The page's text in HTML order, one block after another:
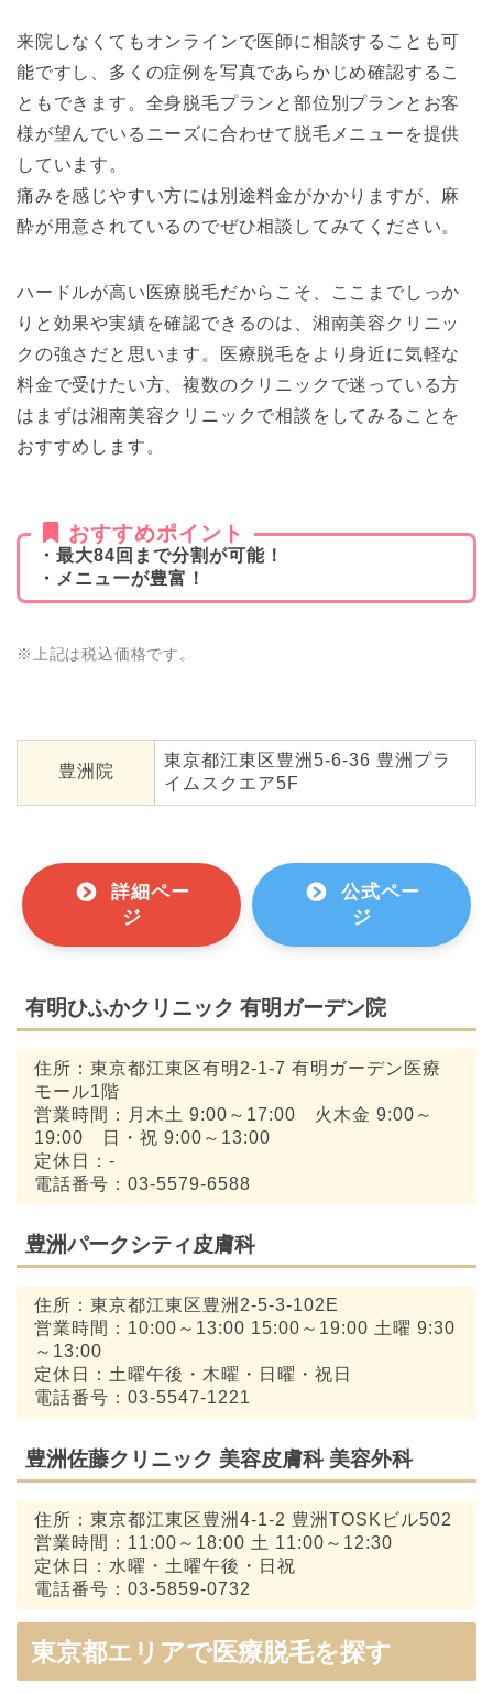
来院しなくてもオンラインで医師に相談することも可
能ですし、多くの症例を写真であらかじめ確認するこ
ともできます。全身脱毛プランと部位別プランとお客
様が望んでいるニーズに合わせて脱毛メニューを提供
しています。
痛みを感じやすい方には別途料金がかかりますが、麻
酔が用意されているのでぜひ相談してみてください。
ハードルが高い医療脱毛だからこそ、ここまでしっか
りと効果や実績を確認できるのは、湘南美容クリニッ
クの強さだと思います。医療脱毛をより身近に気軽な
料金で受けたい方、複数のクリニックで迷っている方
はまずは湘南美容クリニックで相談をしてみることを
おすすめします。
おすすめポイント
・最大84回まで分割が可能！
・メニューが豊富！
※上記は税込価格です。
豊洲院
東京都江東区豊洲5-6-36 豊洲プラ
イムスクエア5F
詳細ペー
ジ
公式ペー
ジ
有明ひふかクリニック 有明ガーデン院
住所：東京都江東区有明2-1-7 有明ガーデン医療
モール1階
営業時間：月木土 9:00～17:00 火木金 9:00～
19:00 日・祝 9:00～13:00
定休日：-
電話番号：03-5579-6588
豊洲パークシティ皮膚科
住所：東京都江東区豊洲2-5-3-102E
営業時間：10:00～13:00 15:00～19:00 土曜 9:30
～13:00
定休日：土曜午後・木曜・日曜・祝日
電話番号：03-5547-1221
豊洲佐藤クリニック 美容皮膚科 美容外科
住所：東京都江東区豊洲4-1-2 豊洲TOSKビル502
営業時間：11:00～18:00 土 11:00～12:30
定休日：水曜・土曜午後・日祝
電話番号：03-5859-0732
東京都エリアで医療脱毛を探す